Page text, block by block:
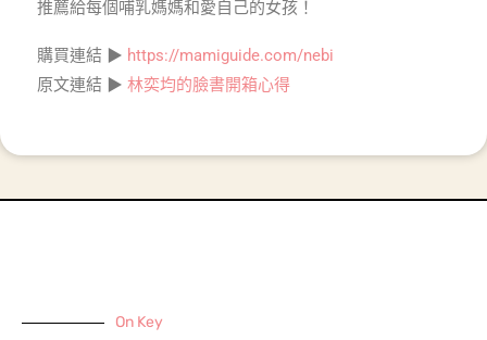
推薦給每個哺乳媽媽和愛自己的女孩！
購買連結 ▶ https://mamiguide.com/nebi
原文連結 ▶ 林奕均的臉書開箱心得
On Key